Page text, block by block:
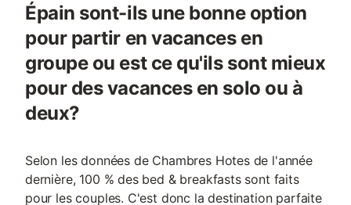
Épain sont-ils une bonne option
pour partir en vacances en
groupe ou est ce qu'ils sont mieux
pour des vacances en solo ou à
deux?
Selon les données de Chambres Hotes de l'année
dernière, 100 % des bed & breakfasts sont faits
pour les couples. C'est donc la destination parfaite